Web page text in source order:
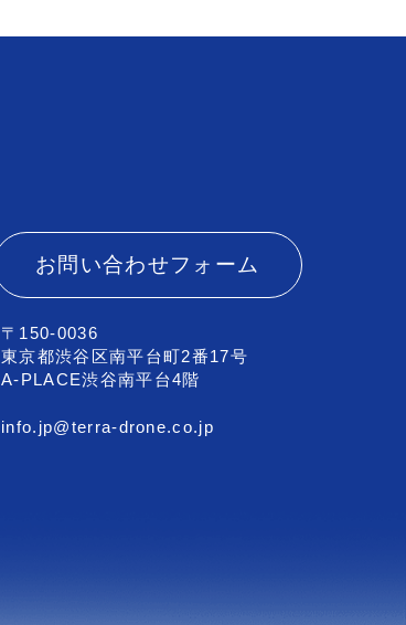
お問い合わせフォーム
〒150-0036
東京都渋谷区南平台町2番17号
A-PLACE渋谷南平台4階
info.jp@terra-drone.co.jp